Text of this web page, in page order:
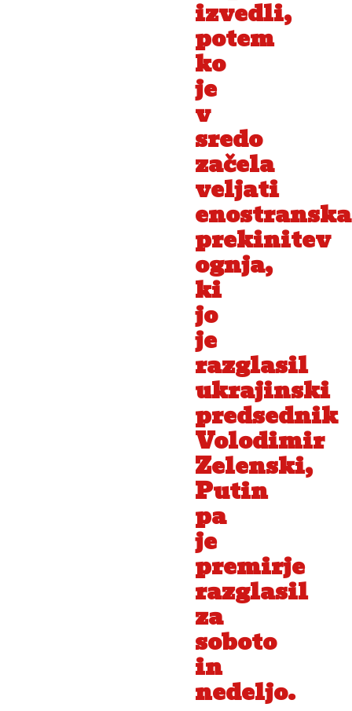
izvedli,
potem
ko
je
v
sredo
začela
veljati
enostranska
prekinitev
ognja,
ki
jo
je
razglasil
ukrajinski
predsednik
Volodimir
Zelenski,
Putin
pa
je
premirje
razglasil
za
soboto
in
nedeljo.